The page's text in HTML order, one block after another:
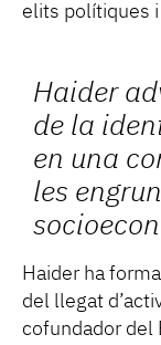
elits polítiques
Haider
de la
en una
les
Haider ha
del llegat
cofundador del